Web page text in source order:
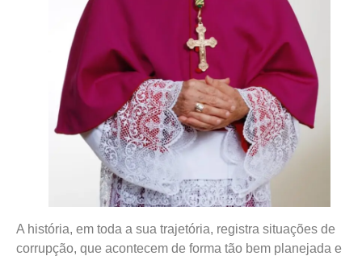
A história, em toda a sua trajetória, registra situações de
corrupção, que acontecem de forma tão bem planejada e